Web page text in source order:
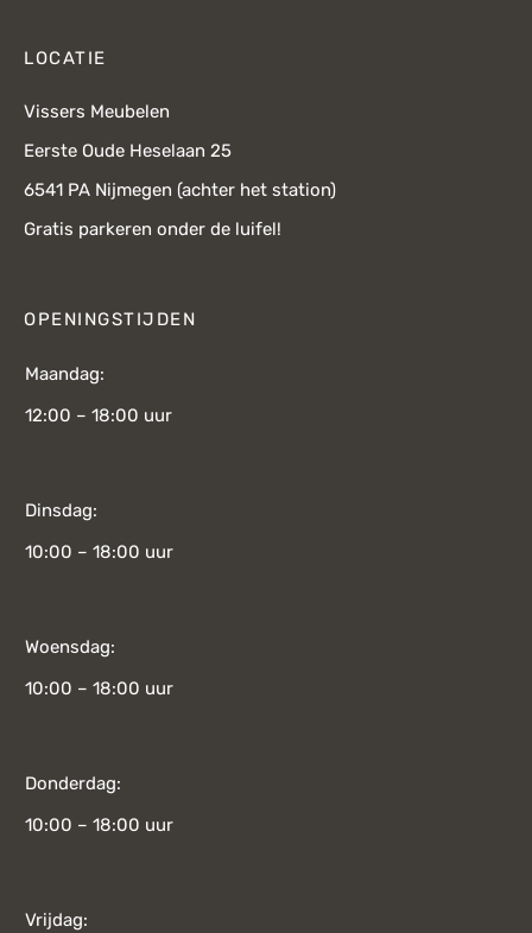
LOCATIE
Vissers Meubelen
Eerste Oude Heselaan 25
6541 PA Nijmegen (achter het station)
Gratis parkeren onder de luifel!
OPENINGSTIJDEN
Maandag:
12:00 – 18:00 uur
Dinsdag:
10:00 – 18:00 uur
Woensdag:
10:00 – 18:00 uur
Donderdag:
10:00 – 18:00 uur
Vrijdag: